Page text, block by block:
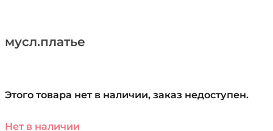
мусл.платье
Этого товара нет в наличии, заказ недоступен.
Нет в наличии